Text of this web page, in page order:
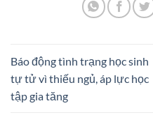
Báo động tình trạng học sinh
tự tử vì thiếu ngủ, áp lực học
tập gia tăng